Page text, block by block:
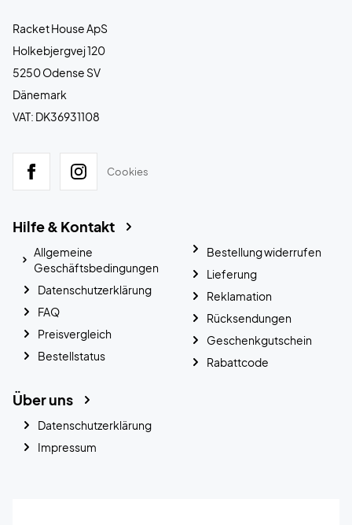
Racket House ApS
Holkebjergvej 120
5250 Odense SV
Dänemark
VAT: DK36931108
Cookies
Hilfe & Kontakt
Allgemeine
Geschäftsbedingungen
Datenschutzerklärung
FAQ
Preisvergleich
Bestellstatus
Bestellung widerrufen
Lieferung
Reklamation
Rücksendungen
Geschenkgutschein
Rabattcode
Über uns
Datenschutzerklärung
Impressum